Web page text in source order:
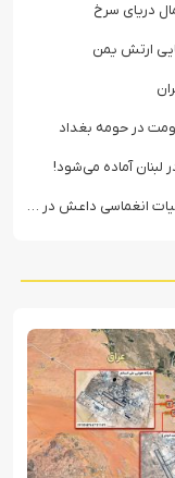
دریای سرخ
ارتش یمن
در حومه بغداد
لبنان آماده می‌شود!
انغماسی داعش در رقه